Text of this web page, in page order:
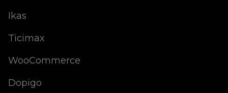
Ikas
Ticimax
WooCommerce
Dopigo